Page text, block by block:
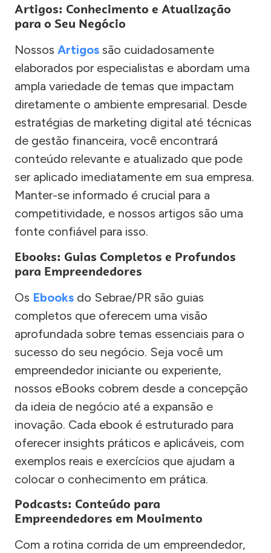
Artigos: Conhecimento e Atualização
para o Seu Negócio
Nossos Artigos são cuidadosamente
elaborados por especialistas e abordam uma
ampla variedade de temas que impactam
diretamente o ambiente empresarial. Desde
estratégias de marketing digital até técnicas
de gestão financeira, você encontrará
conteúdo relevante e atualizado que pode
ser aplicado imediatamente em sua empresa.
Manter-se informado é crucial para a
competitividade, e nossos artigos são uma
fonte confiável para isso.
Ebooks: Guias Completos e Profundos
para Empreendedores
Os Ebooks do Sebrae/PR são guias
completos que oferecem uma visão
aprofundada sobre temas essenciais para o
sucesso do seu negócio. Seja você um
empreendedor iniciante ou experiente,
nossos eBooks cobrem desde a concepção
da ideia de negócio até a expansão e
inovação. Cada ebook é estruturado para
oferecer insights práticos e aplicáveis, com
exemplos reais e exercícios que ajudam a
colocar o conhecimento em prática.
Podcasts: Conteúdo para
Empreendedores em Movimento
Com a rotina corrida de um empreendedor,